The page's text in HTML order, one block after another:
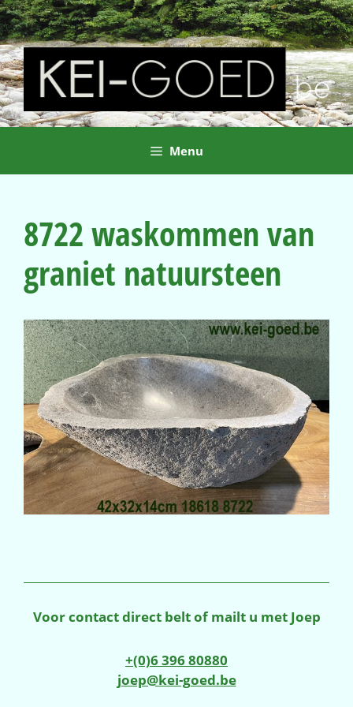
Ga
naar
de
inhoud
Menu
8722 waskommen van
graniet natuursteen
Voor contact direct belt of mailt u met Joep
+(0)6 396 80880
joep@kei-goed.be